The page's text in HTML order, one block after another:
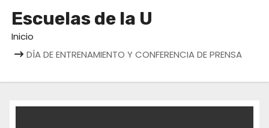
Escuelas de la U
Inicio
DÍA DE ENTRENAMIENTO Y CONFERENCIA DE PRENSA